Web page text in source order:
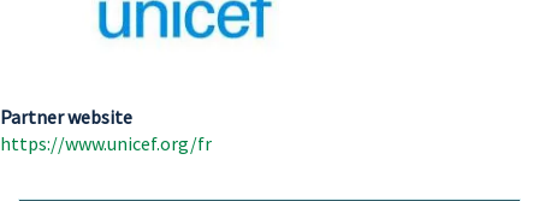
Partner website
https://www.unicef.org/fr